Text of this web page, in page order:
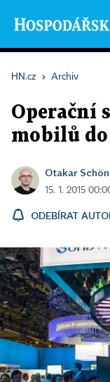
HN.cz › Archiv
Operační
mobilů
Otakar Schön
15. 1. 2015
ODEBÍRAT